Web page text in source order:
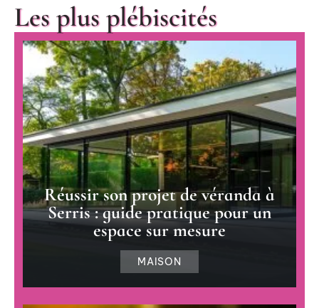
Les plus plébiscités
Réussir son projet de véranda à
Serris : guide pratique pour un
espace sur mesure
MAISON